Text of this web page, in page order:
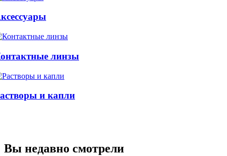
линзы
и капли
Вы недавно смотрели